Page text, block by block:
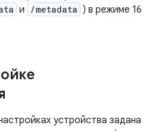
и /metadata ) в режиме 16
устройства задана